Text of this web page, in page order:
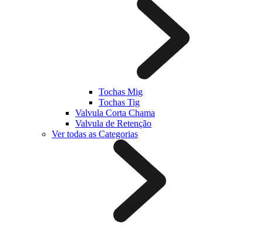
Tochas Mig
Tochas Tig
Valvula Corta Chama
Valvula de Retenção
Ver todas as Categorias